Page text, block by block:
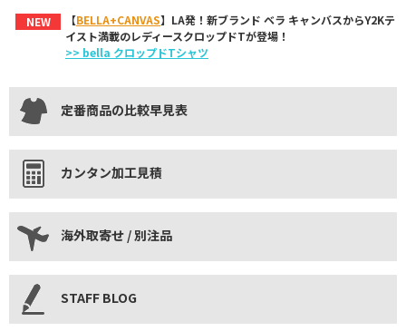
NEW
【BELLA+CANVAS】LA発！新ブランド ベラ キャンバスからY2Kテ
イスト満載のレディースクロップドTが登場！
>> bella クロップドTシャツ
定番商品の比較早見表
カンタン加工見積
海外取寄せ / 別注品
STAFF BLOG